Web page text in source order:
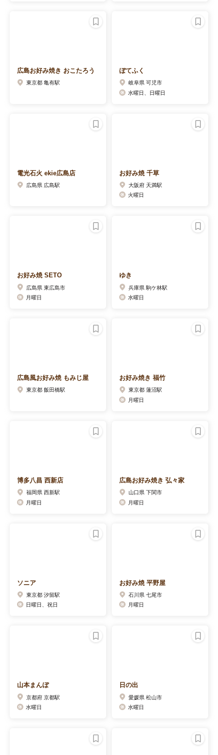
広島お好み焼き おこたろう
東京都 亀有駅
ぼてふく
岐阜県 可児市
水曜日、日曜日
電光石火 ekie広島店
広島県 広島駅
お好み焼 千草
大阪府 天満駅
火曜日
お好み焼 SETO
広島県 東広島市
月曜日
ゆき
兵庫県 駒ケ林駅
水曜日
広島風お好み焼 もみじ屋
東京都 飯田橋駅
お好み焼き 福竹
東京都 蓮沼駅
月曜日
博多八昌 西新店
福岡県 西新駅
月曜日
広島お好み焼き 弘々家
山口県 下関市
月曜日
ソニア
東京都 汐留駅
日曜日、祝日
お好み焼 平野屋
石川県 七尾市
月曜日
山本まんぼ
京都府 京都駅
水曜日
日の出
愛媛県 松山市
水曜日